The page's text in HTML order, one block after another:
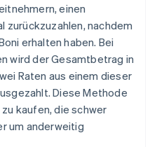
einen
zurückzuzahlen, nachdem
erhalten haben. Bei
wird der Gesamtbetrag in
Raten aus einem dieser
Diese Methode
kaufen, die schwer
um anderweitig